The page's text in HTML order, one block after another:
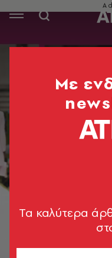
Mε
Tα καλύτερα